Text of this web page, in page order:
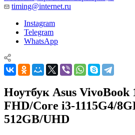
timing@internet.ru
Instagram
Telegram
WhatsApp
Ноутбук Asus VivoBook
FHD/Core i3-1115G4/
512GB/UHD